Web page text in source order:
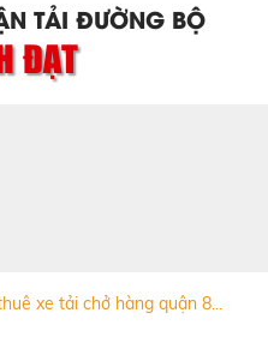
TẢI ĐƯỜNG BỘ
ĐẠT
xe tải chở hàng quận 8...